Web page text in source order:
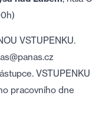
VSTUPENKU.
VSTUPENKU
pracovního dne